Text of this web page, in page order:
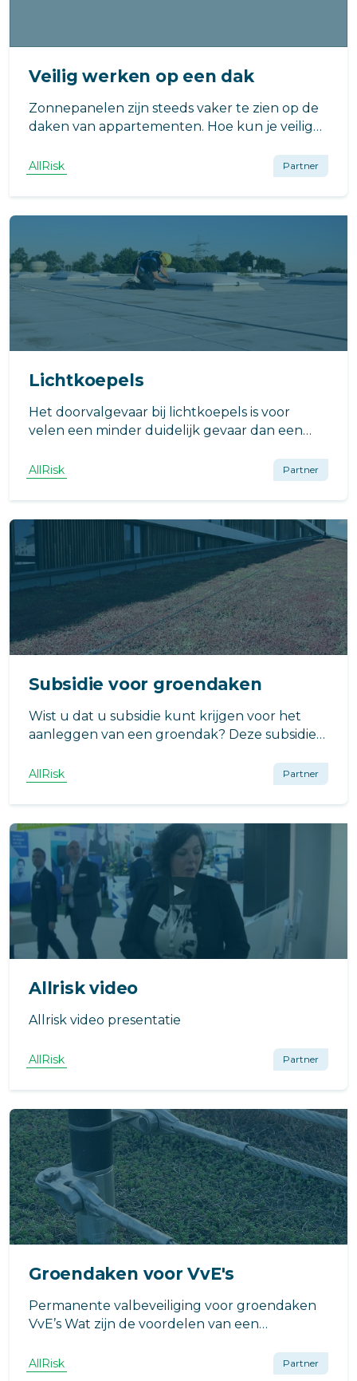
Veilig werken op een dak
Zonnepanelen zijn steeds vaker te zien op de
daken van appartementen. Hoe kun je veilig
AllRisk Partner
Lichtkoepels
Het doorvalgevaar bij lichtkoepels is voor
velen een minder duidelijk gevaar dan een
AllRisk Partner
Subsidie voor groendaken
Wist u dat u subsidie kunt krijgen voor het
aanleggen van een groendak? Deze subsidie
een groendak.
AllRisk Partner
Allrisk video
Allrisk video presentatie
AllRisk Partner
Groendaken voor VvE's
Permanente valbeveiliging voor groendaken
VvE’s Wat zijn de voordelen van een
AllRisk Partner